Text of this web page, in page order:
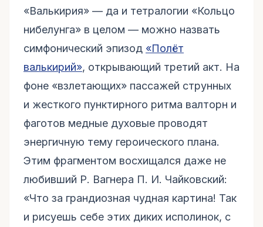
«Валькирия» — да и тетралогии «Кольцо
нибелунга» в целом — можно назвать
симфонический эпизод «Полёт
валькирий», открывающий третий акт. На
фоне «взлетающих» пассажей струнных
и жесткого пунктирного ритма валторн и
фаготов медные духовые проводят
энергичную тему героического плана.
Этим фрагментом восхищался даже не
любивший Р. Вагнера П. И. Чайковский:
«Что за грандиозная чудная картина! Так
и рисуешь себе этих диких исполинок, с